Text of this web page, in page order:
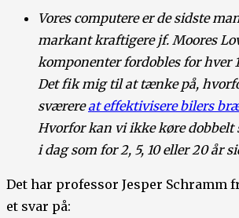
Vores computere er de sidste
markant kraftigere jf. Moores
komponenter fordobles for hver
Det fik mig til at tænke på,
sværereat effektivisere bilers
Hvorfor kan vi ikke køre dobbelt
i dag som for 2, 5, 10 eller 20 år
Det har professor Jesper Schramm
et svar på: